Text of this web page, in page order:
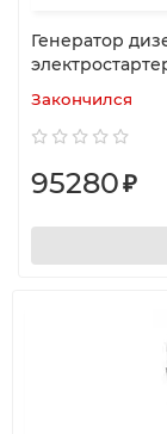
Генератор
Закончился
95280₽